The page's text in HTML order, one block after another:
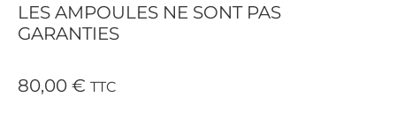
LES AMPOULES NE SONT PAS
GARANTIES
80,00 € TTC